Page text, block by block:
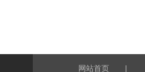
网站首页 |